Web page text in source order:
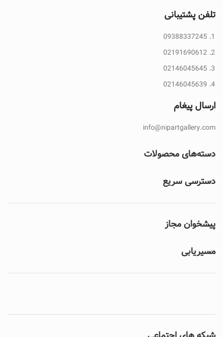
تلفن پشتیبانی
09388337245
02191690612
02146045645
02146045639
ارسال پیغام
info@nipartgallery.com
دسته‌های محصولات
دسترسی سریع
پیشخوان مجاز
مسیریابی